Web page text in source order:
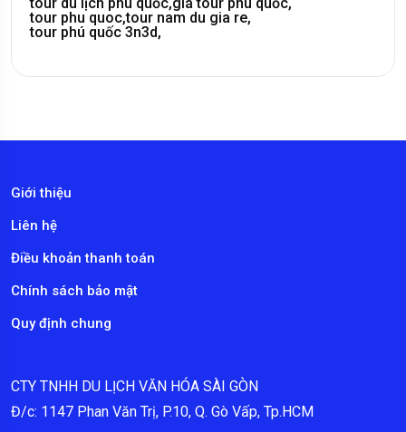
tour phu quoc,tour nam du gia re,
tour phú quốc 3n3d,
Giới thiệu
Liên hệ
Điều khoản thanh toán
Chính sách bảo mật
Quy định chung
CTY TNHH DU LỊCH VĂN HÓA SÀI GÒN
Đ/c: 1147 Phan Văn Trị, P.10, Q. Gò Vấp, Tp.HCM